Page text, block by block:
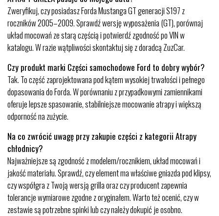
Zweryfikuj, czy posiadasz Forda Mustanga GT generacji S197 z
roczników 2005–2009. Sprawdź wersję wyposażenia (GT), porównaj
układ mocowań ze starą częścią i potwierdź zgodność po VIN w
katalogu. W razie wątpliwości skontaktuj się z doradcą ZuzCar.
Czy produkt marki Części samochodowe Ford to dobry wybór?
Tak. To część zaprojektowana pod kątem wysokiej trwałości i pełnego
dopasowania do Forda. W porównaniu z przypadkowymi zamiennikami
oferuje lepsze spasowanie, stabilniejsze mocowanie atrapy i większą
odporność na zużycie.
Na co zwrócić uwagę przy zakupie części z kategorii Atrapy
chłodnicy?
Najważniejsze są zgodność z modelem/rocznikiem, układ mocowań i
jakość materiału. Sprawdź, czy element ma właściwe gniazda pod klipsy,
czy współgra z Twoją wersją grilla oraz czy producent zapewnia
tolerancje wymiarowe zgodne z oryginałem. Warto też ocenić, czy w
zestawie są potrzebne spinki lub czy należy dokupić je osobno.